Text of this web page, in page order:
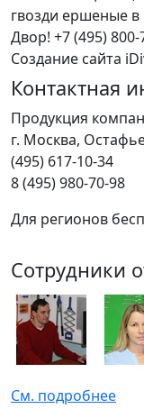
гвозди ершеные
Двор! +7 (495) 800-
Создание сайта
Контактная
Продукция
г. Москва,
(495) 617-10-34
8 (495) 980-70-98
Для регионов
Сотрудники
См. подробнее